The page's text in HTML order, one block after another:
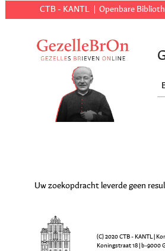
CTB - KANTL Openbare
Uw zoekopdracht leverde geen
(C) 2020 CTB - KANTL |
Koningstraat 18 | b-9000